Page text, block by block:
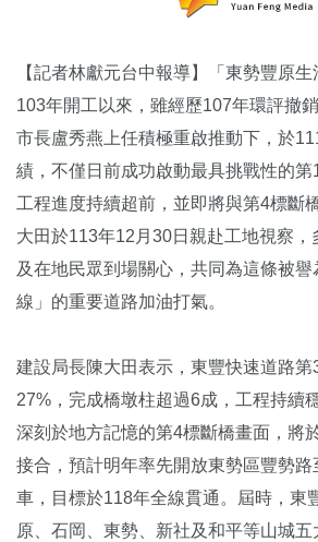
【記者林獻元台中報導】「東勢豐原
103年開工以來，雖經歷107年環評撤
市長盧秀燕上任積極重啟推動下，於
績，不僅日前成功啟動最具挑戰性的
工程進度持續超前，並即將與第4標斷
大田於113年12月30日親赴工地視察
及在地民眾到場關心，共同為這條被
線」的重要道路加油打氣。
建設局長陳大田表示，東豐快速道路第
27%，完成橋墩柱超過6成，工程持續
深刻於地方記憶的第4標斷橋畫面，將
接合，預計明年率先開放東勢區豐勢路
車，目標於118年全線貫通。屆時，東
原、石岡、東勢、新社及和平等山城